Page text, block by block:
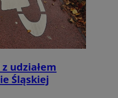
udziałem
Śląskiej